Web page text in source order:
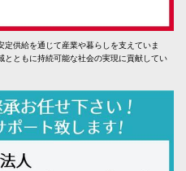
供給を通じて産業や暮らしを支えていま
ともに持続可能な社会の実現に貢献してい